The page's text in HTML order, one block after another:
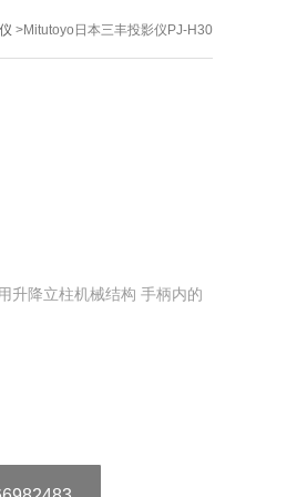
>Mitutoyo日本三丰投影仪PJ-H30
升降立柱机械结构 手柄内的